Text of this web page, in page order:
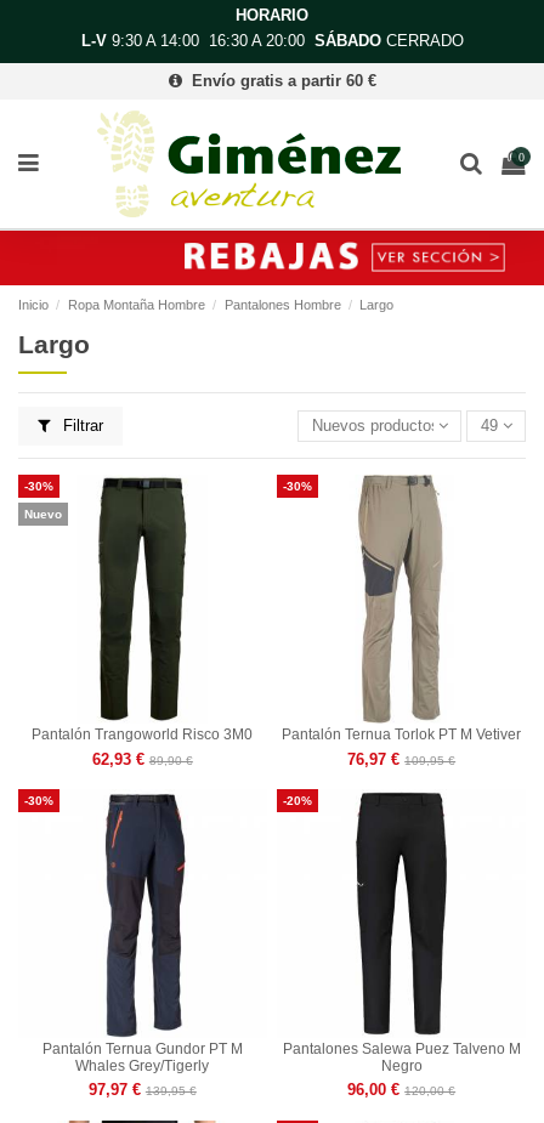
HORARIO
L-V9:30 A 14:00 16:30 A 20:00 SÁBADOCERRADO
Envío gratis a partir 60 €
0
Inicio Ropa Montaña Hombre Pantalones Hombre Largo
Largo
Filtrar Nuevos productos primero
49
-30%
Nuevo
Pantalón Trangoworld Risco 3M0
62,93 € 89,90 €
-30%
Pantalón Ternua Torlok PT M Vetiver
76,97 € 109,95 €
-30%
Pantalón Ternua Gundor PT M
Whales Grey/Tigerly
97,97 € 139,95 €
-20%
Pantalones Salewa Puez Talveno M
Negro
96,00 € 120,00 €